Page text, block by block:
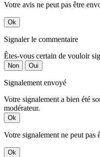
Votre avis ne peut pas être
Ok
Signaler le commentaire
Êtes-vous certain de vouloir
Non Oui
Signalement envoyé
Votre signalement a bien été
modérateur.
Ok
Votre signalement ne peut pas
Ok